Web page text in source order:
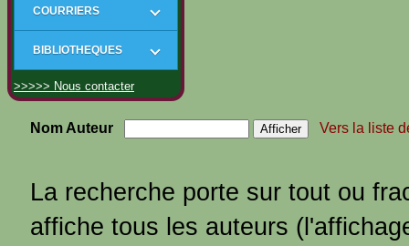
COURRIERS
BIBLIOTHEQUES
>>>>> Nous contacter
Nom Auteur Vers la liste
La recherche porte sur tout ou
affiche tous les auteurs